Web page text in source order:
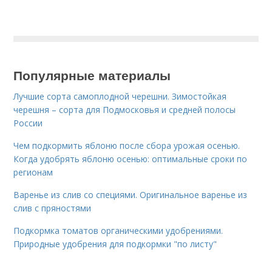
Популярные материалы
Лучшие сорта самоплодной черешни. Зимостойкая
черешня – сорта для Подмосковья и средней полосы
России
Чем подкормить яблоню после сбора урожая осенью.
Когда удобрять яблоню осенью: оптимальные сроки по
регионам
Варенье из слив со специями. Оригинальное варенье из
слив с пряностями
Подкормка томатов органическими удобрениями.
Природные удобрения для подкормки "по листу"